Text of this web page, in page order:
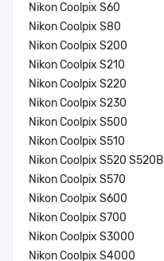
Nikon Coolpix S60
Nikon Coolpix S80
Nikon Coolpix S200
Nikon Coolpix S210
Nikon Coolpix S220
Nikon Coolpix S230
Nikon Coolpix S500
Nikon Coolpix S510
Nikon Coolpix S520 S520B
Nikon Coolpix S570
Nikon Coolpix S600
Nikon Coolpix S700
Nikon Coolpix S3000
Nikon Coolpix S4000